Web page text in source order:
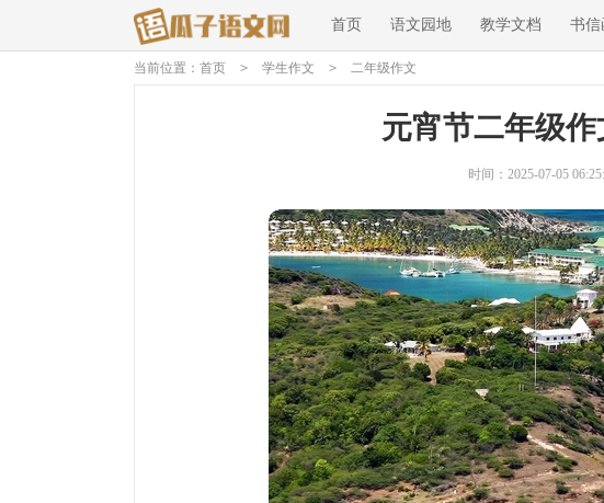
首页 语文园地 教学文档 书信
当前位置： 首页 > 学生作文 > 二年级作文
元宵节二年级作
时间：2025-07-05